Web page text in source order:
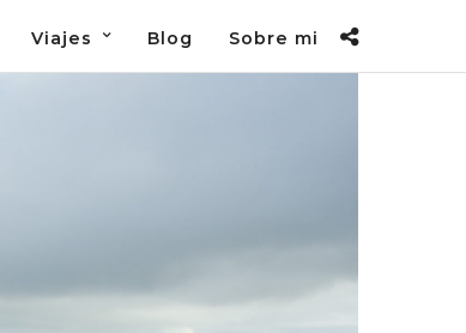
Viajes Blog Sobre mi